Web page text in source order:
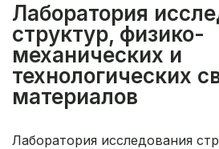
Лаборатория
структур, физико-
механических и
технологических
материалов
Лаборатория исследования